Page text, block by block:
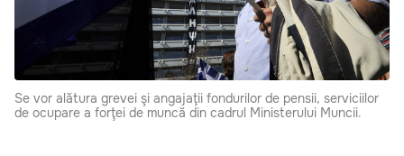
Se vor alătura grevei şi angajaţii fondurilor de pensii, serviciilor
de ocupare a forţei de muncă din cadrul Ministerului Muncii.